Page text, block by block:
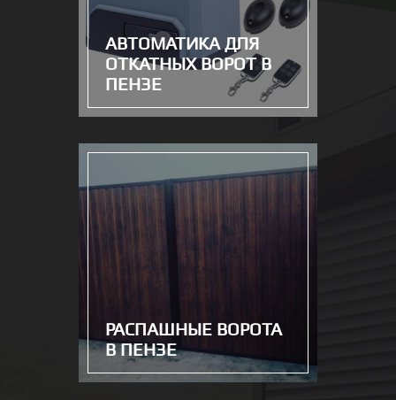
АВТОМАТИКА ДЛЯ
ОТКАТНЫХ ВОРОТ В
ПЕНЗЕ
РАСПАШНЫЕ ВОРОТА
В ПЕНЗЕ